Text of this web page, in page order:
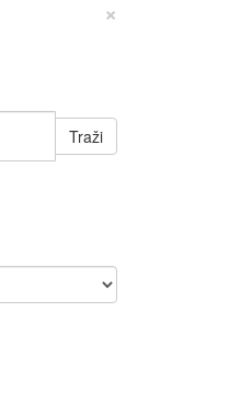
×
Traži